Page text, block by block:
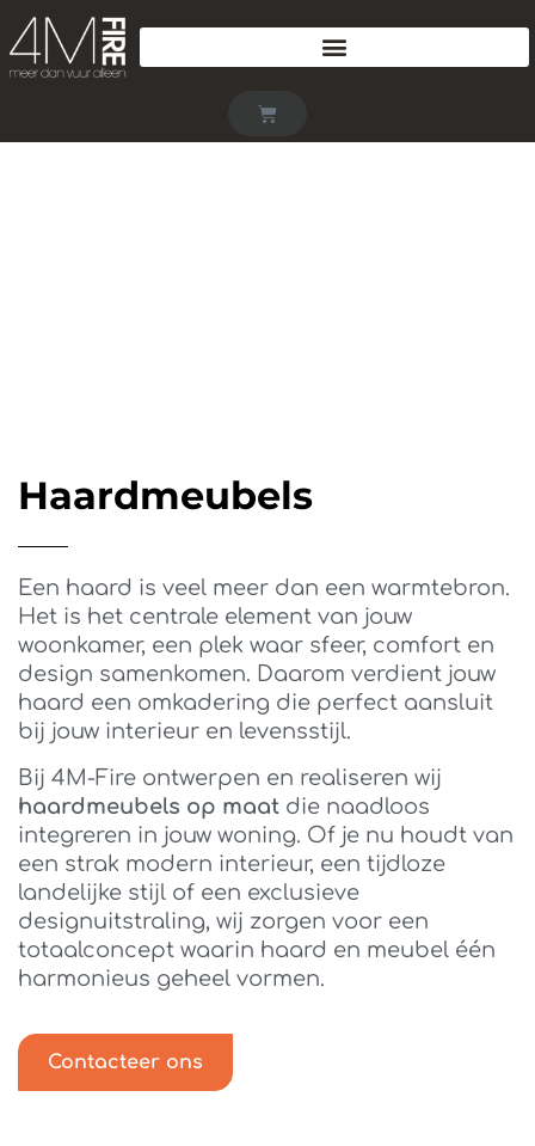
Haardmeubels
Een haard is veel meer dan een warmtebron.
Het is het centrale element van jouw
woonkamer, een plek waar sfeer, comfort en
design samenkomen. Daarom verdient jouw
haard een omkadering die perfect aansluit
bij jouw interieur en levensstijl.
Bij 4M-Fire ontwerpen en realiseren wij
haardmeubels op maat die naadloos
integreren in jouw woning. Of je nu houdt van
een strak modern interieur, een tijdloze
landelijke stijl of een exclusieve
designuitstraling, wij zorgen voor een
totaalconcept waarin haard en meubel één
harmonieus geheel vormen.
Contacteer ons